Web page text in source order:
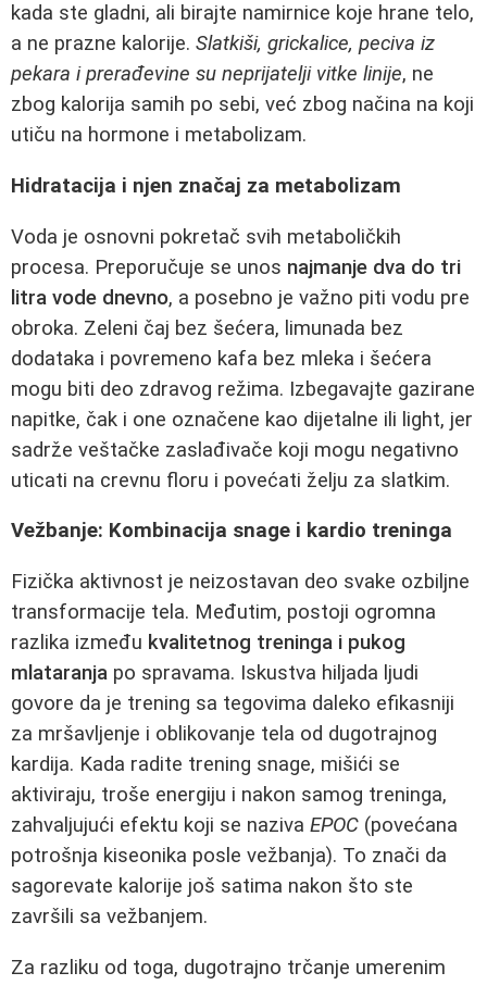
kada ste gladni, ali birajte namirnice koje hrane telo,
a ne prazne kalorije. Slatkiši, grickalice, peciva iz
pekara i prerađevine su neprijatelji vitke linije, ne
zbog kalorija samih po sebi, već zbog načina na koji
utiču na hormone i metabolizam.
Hidratacija i njen značaj za metabolizam
Voda je osnovni pokretač svih metaboličkih
procesa. Preporučuje se unos najmanje dva do tri
litra vode dnevno, a posebno je važno piti vodu pre
obroka. Zeleni čaj bez šećera, limunada bez
dodataka i povremeno kafa bez mleka i šećera
mogu biti deo zdravog režima. Izbegavajte gazirane
napitke, čak i one označene kao dijetalne ili light, jer
sadrže veštačke zaslađivače koji mogu negativno
uticati na crevnu floru i povećati želju za slatkim.
Vežbanje: Kombinacija snage i kardio treninga
Fizička aktivnost je neizostavan deo svake ozbiljne
transformacije tela. Međutim, postoji ogromna
razlika između kvalitetnog treninga i pukog
mlataranja po spravama. Iskustva hiljada ljudi
govore da je trening sa tegovima daleko efikasniji
za mršavljenje i oblikovanje tela od dugotrajnog
kardija. Kada radite trening snage, mišići se
aktiviraju, troše energiju i nakon samog treninga,
zahvaljujući efektu koji se naziva EPOC (povećana
potrošnja kiseonika posle vežbanja). To znači da
sagorevate kalorije još satima nakon što ste
završili sa vežbanjem.
Za razliku od toga, dugotrajno trčanje umerenim